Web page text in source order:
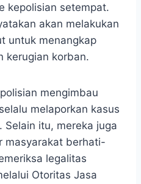
kepolisian setempat.
akan melakukan
untuk menangkap
kerugian korban.
mengimbau
melaporkan kasus
Selain itu, mereka juga
masyarakat berhati-
legalitas
Otoritas Jasa